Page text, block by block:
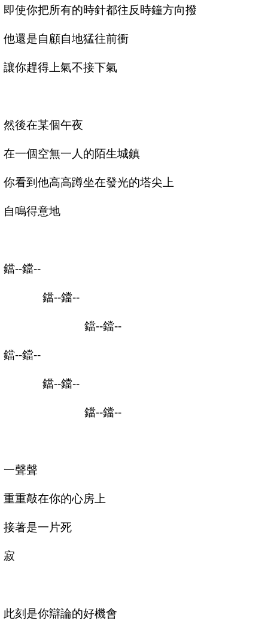
即使你把所有的時針都往反時鐘方向撥
他還是自顧自地猛往前衝
讓你趕得上氣不接下氣
然後在某個午夜
在一個空無一人的陌生城鎮
你看到他高高蹲坐在發光的塔尖上
自鳴得意地
鐺--鐺--
鐺--鐺--
鐺--鐺--
鐺--鐺--
鐺--鐺--
鐺--鐺--
一聲聲
重重敲在你的心房上
接著是一片死
寂
此刻是你辯論的好機會